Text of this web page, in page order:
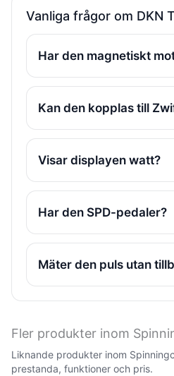
Vanliga frågor om DKN
Har den magnetiskt
Kan den kopplas till
Visar displayen watt?
Har den SPD-pedaler?
Mäter den puls utan
Fler produkter inom
Liknande produkter inom
prestanda, funktioner och pris.